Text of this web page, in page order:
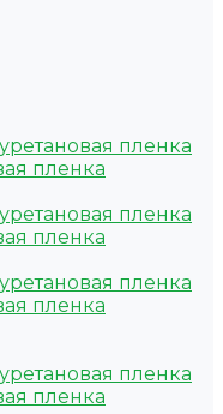
пленка
пленка
пленка
пленка
пленка
пленка
пленка
пленка